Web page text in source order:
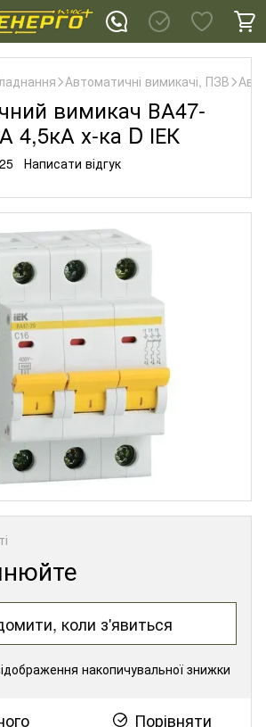
Автоматичні вимикачі, ПЗВ
вимикач ВА47-
4,5кА х-ка D ІЕК
Написати відгук
коли з'явиться
накопичувальної знижки
Порівняти